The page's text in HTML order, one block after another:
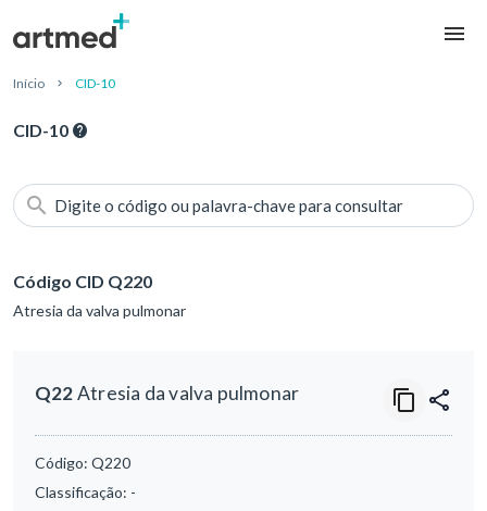
Início CID-10
CID-10
Digite o código ou palavra-chave para consultar
Código CID Q220
Atresia da valva pulmonar
Q22Atresia da valva pulmonar
Código: Q220
Classificação: -